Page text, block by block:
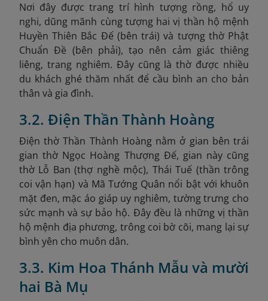
Nơi đây được trang trí hình tượng rồng, hổ uy
nghi, dũng mãnh cùng tượng hai vị thần hộ mệnh
Huyền Thiên Bắc Đế (bên trái) và tượng thờ Phật
Chuẩn Đề (bên phải), tạo nên cảm giác thiêng
liêng, trang nghiêm. Đây cũng là thờ được nhiều
du khách ghé thăm nhất để cầu bình an cho bản
thân và gia đình.
3.2. Điện Thần Thành Hoàng
Điện thờ Thần Thành Hoàng nằm ở gian bên trái
gian thờ Ngọc Hoàng Thượng Đế, gian này cũng
thờ Lỗ Ban (thợ nghề mộc), Thái Tuế (thần trông
coi vận hạn) và Mã Tướng Quân nổi bật với khuôn
mặt đen, mặc áo giáp uy nghiêm, tường trưng cho
sức mạnh và sự bảo hộ. Đây đều là những vị thần
hộ mệnh địa phương, trông coi bờ cõi, mang lại sự
bình yên cho muôn dân.
3.3. Kim Hoa Thánh Mẫu và mười
hai Bà Mụ